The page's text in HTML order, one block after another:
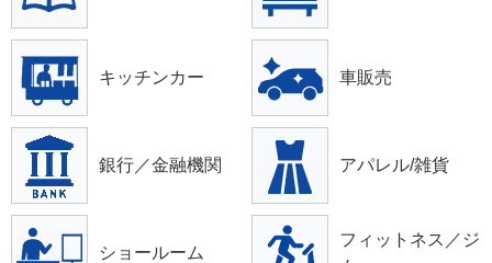
キッチンカー 車販売
銀行／金融機関 アパレル/雑貨
ショールーム
フィットネス／ジ